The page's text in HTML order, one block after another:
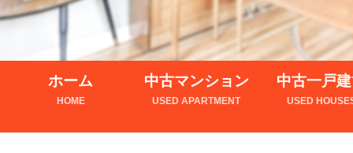
ホーム
HOME
中古マンション
USED APARTMENT
中古一戸
USED